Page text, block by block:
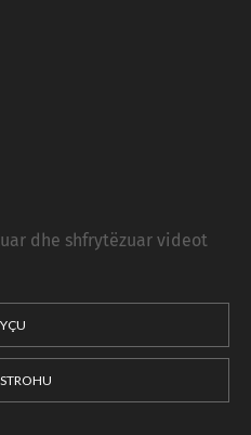
dhe shfrytëzuar videot